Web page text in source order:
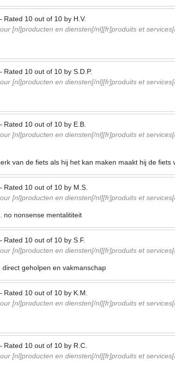
Rated 10 out of 10 by H.V.
[nl]producten en diensten[/nl][fr]produits et
Rated 10 out of 10 by S.D.P.
[nl]producten en diensten[/nl][fr]produits et
Rated 10 out of 10 by E.B.
[nl]producten en diensten[/nl][fr]produits et
van de fiets als hij het kan maken maakt hij de fiets
Rated 10 out of 10 by M.S.
[nl]producten en diensten[/nl][fr]produits et
no nonsense mentalititeit
Rated 10 out of 10 by S.F.
[nl]producten en diensten[/nl][fr]produits et
direct geholpen en vakmanschap
Rated 10 out of 10 by K.M.
[nl]producten en diensten[/nl][fr]produits et
Rated 10 out of 10 by R.C.
[nl]producten en diensten[/nl][fr]produits et